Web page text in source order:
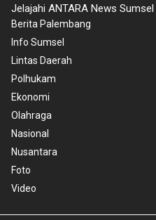
Jelajahi ANTARA News Sumsel
Berita Palembang
Info Sumsel
Lintas Daerah
Polhukam
Ekonomi
Olahraga
Nasional
Nusantara
Foto
Video